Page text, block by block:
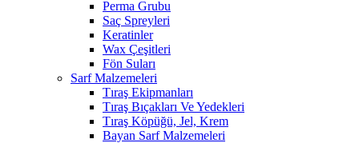
Perma Grubu
Saç Spreyleri
Keratinler
Wax Çeşitleri
Fön Suları
Sarf Malzemeleri
Tıraş Ekipmanları
Tıraş Bıçakları Ve Yedekleri
Tıraş Köpüğü, Jel, Krem
Bayan Sarf Malzemeleri